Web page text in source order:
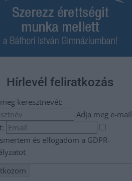
Hírlevél feliratkozás
keresztnevét:
Adja meg e-mail
és elfogadom a GDPR-
ot